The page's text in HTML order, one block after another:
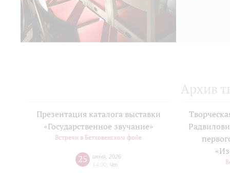
Архив
Презентация каталога выставки
«Государственное звучание»
Встречи в Бетховенском фойе
25 июня 2026
14:00 Чт